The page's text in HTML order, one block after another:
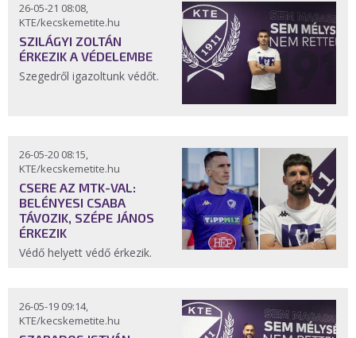
26-05-21 08:08,
KTE/kecskemetite.hu
SZILÁGYI ZOLTÁN
ÉRKEZIK A VÉDELEMBE
Szegedről igazoltunk védőt.
26-05-20 08:15,
KTE/kecskemetite.hu
CSERE AZ MTK-VAL:
BELÉNYESI CSABA
TÁVOZIK, SZÉPE JÁNOS
ÉRKEZIK
Védő helyett védő érkezik.
26-05-19 09:14,
KTE/kecskemetite.hu